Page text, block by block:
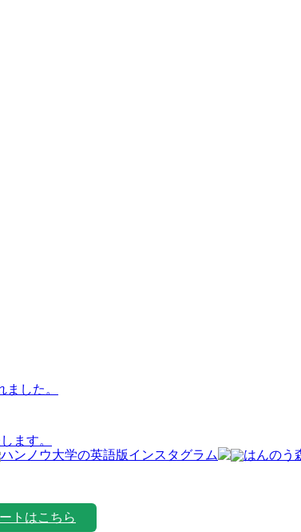
した。
ます。
トはこちら